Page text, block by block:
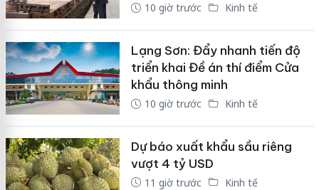
10 giờ trước Kinh tế
Lạng Sơn: Đẩy nhanh tiến độ
triển khai Đề án thí điểm Cửa
khẩu thông minh
10 giờ trước Kinh tế
Dự báo xuất khẩu sầu riêng
vượt 4 tỷ USD
11 giờ trước Kinh tế